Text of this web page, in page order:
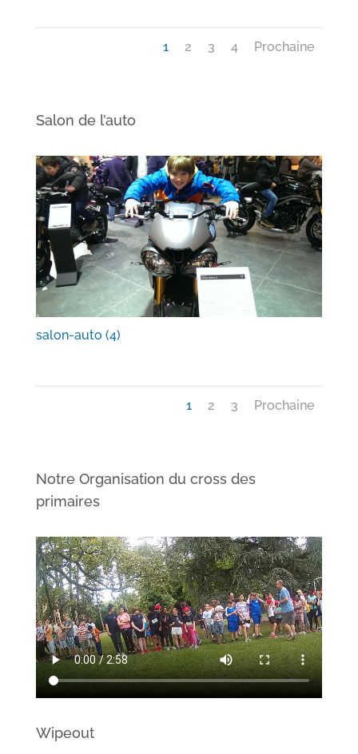
1 2 3 4 Prochaine
Salon de l’auto
salon-auto (4)
1 2 3 Prochaine
Notre Organisation du cross des
primaires
Wipeout